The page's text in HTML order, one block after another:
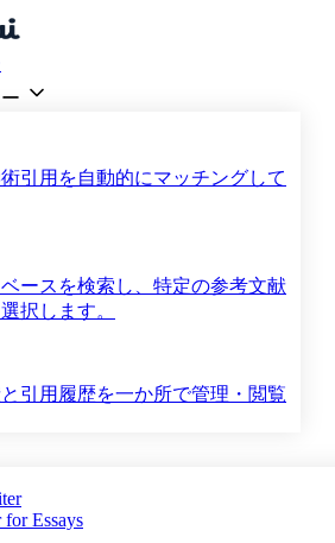
引用を自動的にマッチングして
ースを検索し、特定の参考文献
択します。
引用履歴を一か所で管理・閲覧
Essays